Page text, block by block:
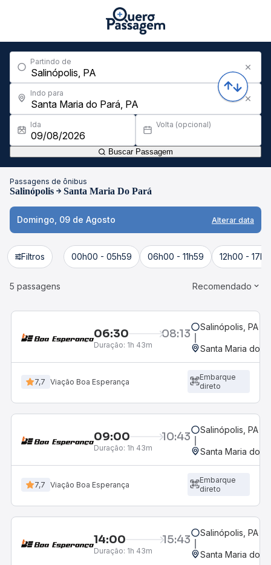
Partindo de
Indo para
Ida Volta (opcional)
Buscar Passagem
Passagens de ônibus
Salinópolis Santa Maria Do Pará
Domingo, 09 de Agosto Alterar data
Filtros 00h00 - 05h59 06h00 - 11h59 12h00 -
5 passagens Recomendado
06:30 08:13
Duração: 1h 43m
Salinópolis, PA
Santa Maria do
7,7 Viação Boa Esperança
Embarque
direto
09:00 10:43
Duração: 1h 43m
Salinópolis, PA
Santa Maria do
7,7 Viação Boa Esperança
Embarque
direto
14:00 15:43
Duração: 1h 43m
Salinópolis, PA
Santa Maria do